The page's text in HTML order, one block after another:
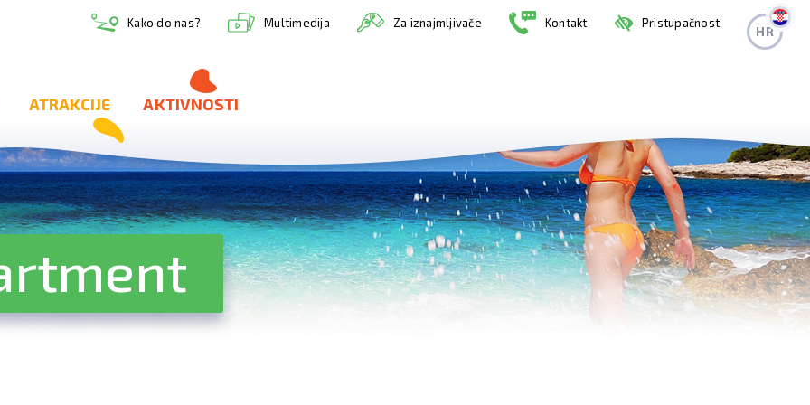
Kako do nas? Multimedija Za iznajmljivače Kontakt Pristupačnost
HR
ATRAKCIJE AKTIVNOSTI